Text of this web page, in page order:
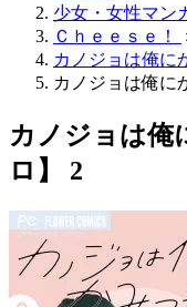
少女・女性マン
Ｃｈｅｅｓｅ！
カノジョは俺に
カノジョは俺に
カノジョは俺
ロ】 2